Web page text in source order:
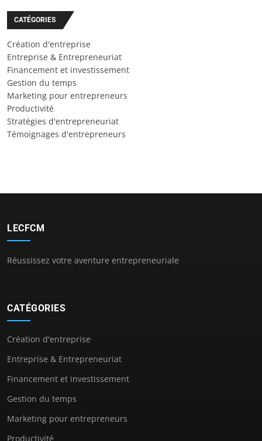
CATÉGORIES
Création d'entreprise
Entreprise & Entrepreneuriat
Financement et investissement
Gestion du temps
Marketing pour entrepreneurs
Productivité
Stratégies d'entrepreneuriat
Témoignages d'entrepreneurs
LECFCM
Réussissez votre aventure entrepreneuriale
CATÉGORIES
Création d'entreprise
Entreprise & Entrepreneuriat
Financement et investissement
Gestion du temps
Marketing pour entrepreneurs
Productivité